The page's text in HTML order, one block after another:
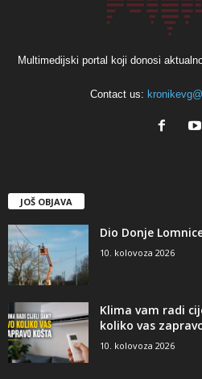
Multimedijski portal koji donosi
Contact us:
JOŠ OBJAVA
Dio Donje
10. kolovoza 2026
Klima vam radi
koliko vas
10. kolovoza 2026